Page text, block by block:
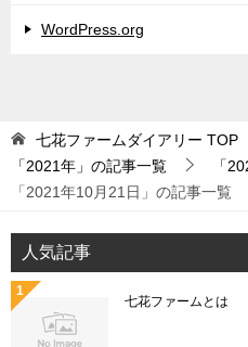
WordPress.org
七花ファームダイアリー TOP
「2021年」の記事一覧
「
「2021年10月21日」の記事一覧
人気記事
七花ファームとは